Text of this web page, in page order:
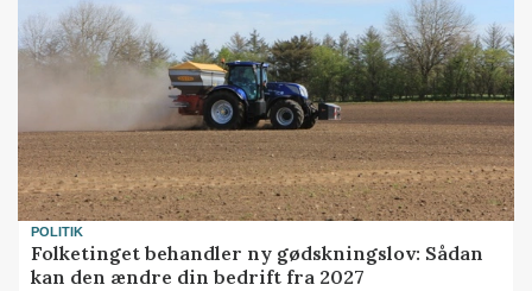
POLITIK
Folketinget behandler ny gødskningslov: Sådan
kan den ændre din bedrift fra 2027